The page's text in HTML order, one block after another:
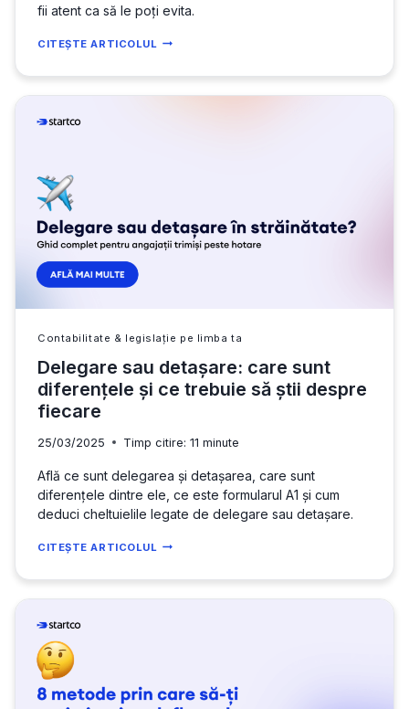
fii atent ca să le poți evita.
CITEȘTE ARTICOLUL 9
FISCALE
CARE
DE
DRUM
Contabilitate & legislație pe limba ta
Delegare sau detașare: care sunt
diferențele și ce trebuie să știi despre
fiecare
25/03/2025 Timp citire: 11 minute
Află ce sunt delegarea și detașarea, care sunt
diferențele dintre ele, ce este formularul A1 și cum
deduci cheltuielile legate de delegare sau detașare.
CITEȘTE ARTICOLUL DELEGARE
DETAȘARE:
CARE
TREBUIE